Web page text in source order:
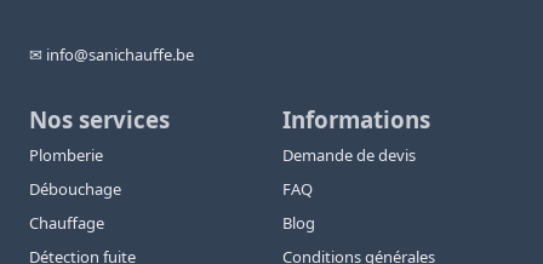
✉ info@sanichauffe.be
Nos services
Plomberie
Débouchage
Chauffage
Détection fuite
Informations
Demande de devis
FAQ
Blog
Conditions générales